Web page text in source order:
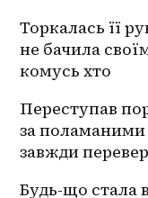
Торкалась її
не бачила
комусь хто
Переступав
за
завжди
Будь-що стала